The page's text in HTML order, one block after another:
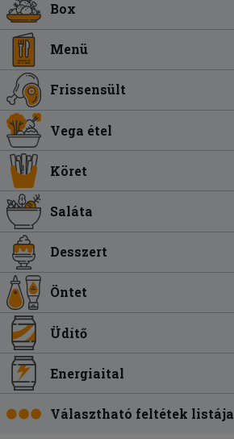
Box
Menü
Frissensült
Vega étel
Köret
Saláta
Desszert
Öntet
Üdítő
Energiaital
Választható feltétek listája